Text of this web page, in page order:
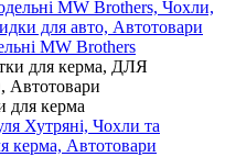
MW Brothers
для керма